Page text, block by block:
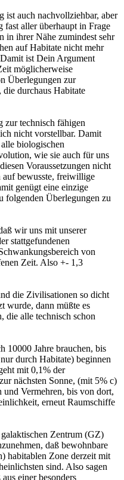
ist auch nachvollziehbar, aber
fast aller überhaupt in Frage
in ihrer Nähe zumindest sehr
auf Habitate nicht mehr
ist Dein Argument
möglicherweise
Überlegungen zur
durchaus Habitate
zur technisch fähigen
nicht vorstellbar. Damit
biologischen
wie sie auch für uns
Voraussetzungen nicht
auf bewusste, freiwillige
genügt eine einzige
folgenden Überlegungen zu
wir uns mit unserer
stattgefundenen
von
Zeit. Also +- 1,3
die Zivilisationen so dicht
wurde, dann müßte es
die alle technisch schon
10000 Jahre brauchen, bis
durch Habitate) beginnen
mit 0,1% der
nächsten Sonne, (mit 5% c)
Vermehren, bis von dort,
erneut Raumschiffe
Zentrum (GZ)
daß bewohnbare
habitablen Zone derzeit mit
sind. Also sagen
einer besonders